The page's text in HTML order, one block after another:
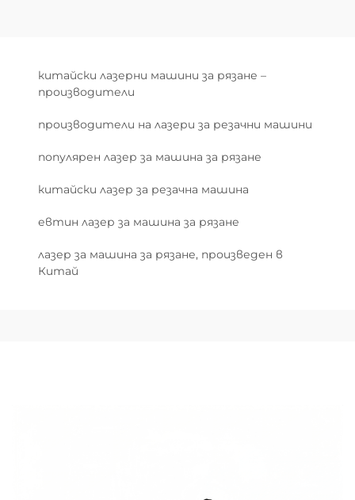
китайски лазерни машини за рязане –
производители
производители на лазери за резачни машини
популярен лазер за машина за рязане
китайски лазер за резачна машина
евтин лазер за машина за рязане
лазер за машина за рязане, произведен в
Китай